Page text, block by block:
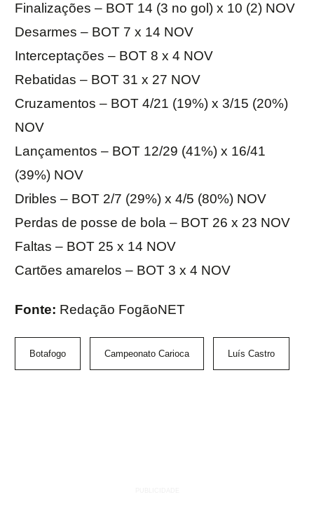
Finalizações – BOT 14 (3 no gol) x 10 (2) NOV
Desarmes – BOT 7 x 14 NOV
Interceptações – BOT 8 x 4 NOV
Rebatidas – BOT 31 x 27 NOV
Cruzamentos – BOT 4/21 (19%) x 3/15 (20%)
NOV
Lançamentos – BOT 12/29 (41%) x 16/41
(39%) NOV
Dribles – BOT 2/7 (29%) x 4/5 (80%) NOV
Perdas de posse de bola – BOT 26 x 23 NOV
Faltas – BOT 25 x 14 NOV
Cartões amarelos – BOT 3 x 4 NOV
Fonte: Redação FogãoNET
Botafogo Campeonato Carioca Luís Castro